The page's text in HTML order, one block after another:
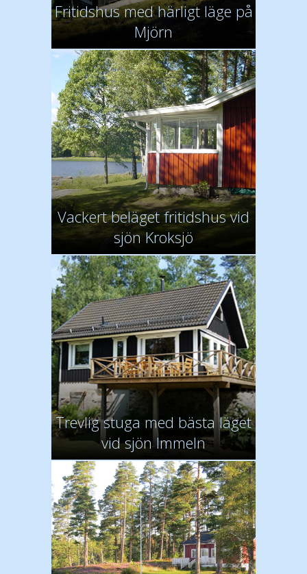
Fritidshus med härligt läge på
Mjörn
Vackert beläget fritidshus vid
sjön Kroksjö
Trevlig stuga med bästa läget
vid sjön Immeln